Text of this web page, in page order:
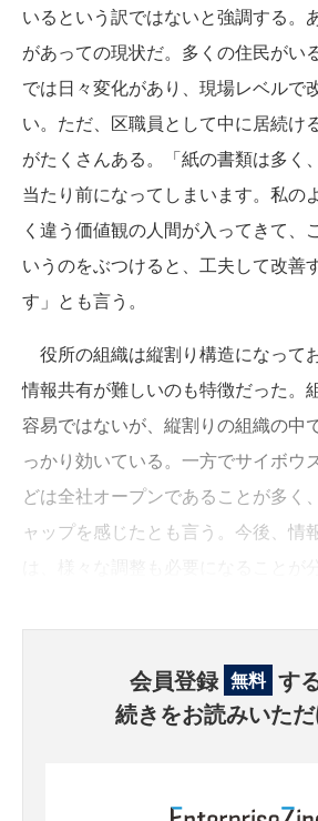
いるという訳ではないと強調する。
があっての現状だ。多くの住民がい
では日々変化があり、現場レベルで
い。ただ、区職員として中に居続け
がたくさんある。「紙の書類は多く
当たり前になってしまいます。私の
く違う価値観の人間が入ってきて、
いうのをぶつけると、工夫して改善
す」とも言う。
役所の組織は縦割り構造になって
情報共有が難しいのも特徴だった。
容易ではないが、縦割りの組織の中
っかり効いている。一方でサイボウ
どは全社オープンであることが多く
ャップを感じたとも言う。今後、情
会員登録 無料 す
続きをお読みいた